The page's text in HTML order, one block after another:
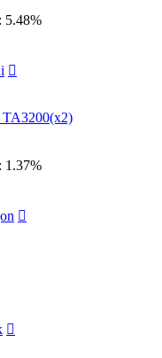
5.48%
TA3200(x2)
1.37%